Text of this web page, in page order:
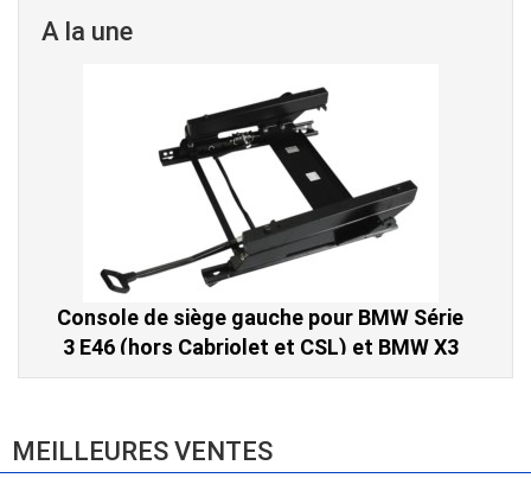
A la une
Console de siège gauche pour BMW Série
3 E46 (hors Cabriolet et CSL) et BMW X3
E83 (2004-2010)
MEILLEURES VENTES